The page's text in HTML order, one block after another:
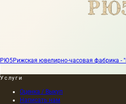
РЮ5Рижская ювелирно-часовая фабрика -
Услуги
Оценка / Выкуп
Написать нам